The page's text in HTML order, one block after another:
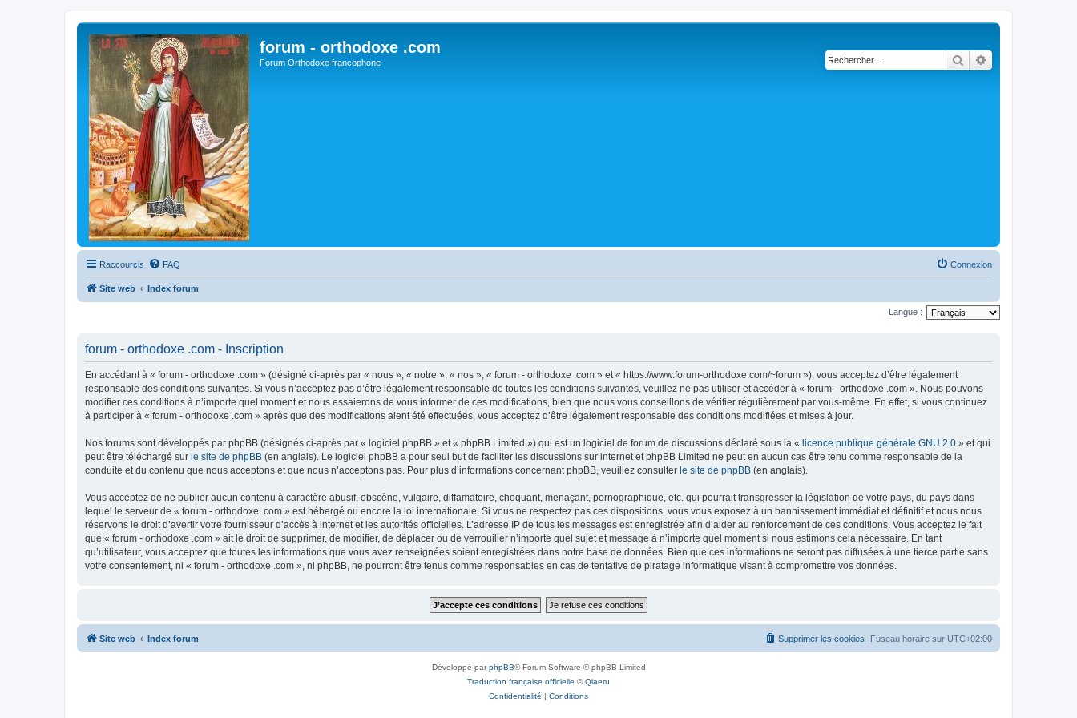
forum - orthodoxe .com
Forum Orthodoxe francophone Rechercher
Raccourcis FAQ Connexion
Site web Index forum
Langue :
forum - orthodoxe .com - Inscription
En accédant à « forum - orthodoxe .com » (désigné ci-après par « nous », « notre », « nos », « forum - orthodoxe .com » et « https://www.forum-orthodoxe.com/~forum »), vous acceptez d’être légalement
responsable des conditions suivantes. Si vous n’acceptez pas d’être légalement responsable de toutes les conditions suivantes, veuillez ne pas utiliser et accéder à « forum - orthodoxe .com ». Nous pouvons
modifier ces conditions à n’importe quel moment et nous essaierons de vous informer de ces modifications, bien que nous vous conseillons de vérifier régulièrement par vous-même. En effet, si vous continuez
à participer à « forum - orthodoxe .com » après que des modifications aient été effectuées, vous acceptez d’être légalement responsable des conditions modifiées et mises à jour.
Nos forums sont développés par phpBB (désignés ci-après par « logiciel phpBB » et « phpBB Limited ») qui est un logiciel de forum de discussions déclaré sous la « licence publique générale GNU 2.0 » et qui
peut être téléchargé sur le site de phpBB (en anglais). Le logiciel phpBB a pour seul but de faciliter les discussions sur internet et phpBB Limited ne peut en aucun cas être tenu comme responsable de la
conduite et du contenu que nous acceptons et que nous n’acceptons pas. Pour plus d’informations concernant phpBB, veuillez consulter le site de phpBB (en anglais).
Vous acceptez de ne publier aucun contenu à caractère abusif, obscène, vulgaire, diffamatoire, choquant, menaçant, pornographique, etc. qui pourrait transgresser la législation de votre pays, du pays dans
lequel le serveur de « forum - orthodoxe .com » est hébergé ou encore la loi internationale. Si vous ne respectez pas ces dispositions, vous vous exposez à un bannissement immédiat et définitif et nous nous
réservons le droit d’avertir votre fournisseur d’accès à internet et les autorités officielles. L’adresse IP de tous les messages est enregistrée afin d’aider au renforcement de ces conditions. Vous acceptez le fait
que « forum - orthodoxe .com » ait le droit de supprimer, de modifier, de déplacer ou de verrouiller n’importe quel sujet et message à n’importe quel moment si nous estimons cela nécessaire. En tant
qu’utilisateur, vous acceptez que toutes les informations que vous avez renseignées soient enregistrées dans notre base de données. Bien que ces informations ne seront pas diffusées à une tierce partie sans
votre consentement, ni « forum - orthodoxe .com », ni phpBB, ne pourront être tenus comme responsables en cas de tentative de piratage informatique visant à compromettre vos données.
Site web Index forum Fuseau horaire sur UTC+02:00
Supprimer les cookies
Développé parphpBB® Forum Software © phpBB Limited
Traduction française officielle ©Qiaeru
Confidentialité | Conditions